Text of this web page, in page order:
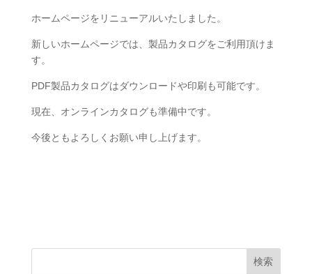
ホームページをリニューアルいたしました。
新しいホームページでは、製品カタログをご利用頂けま
す。
PDF製品カタログはダウンロードや印刷も可能です。
現在、オンラインカタログも準備中です。
今後ともよろしくお願い申し上げます。